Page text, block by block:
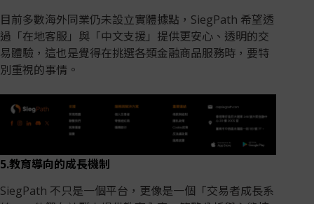
目前多數海外同業仍未設立實體據點，SiegPath 希望透
過「在地客服」與「中文支援」提供更安心、透明的交
易體驗，這也是覺得在挑選各類金融商品服務時，要特
別重視的事情。
5.教育導向的成長機制
SiegPath 不只是一個平台，更像是一個「交易者成長系